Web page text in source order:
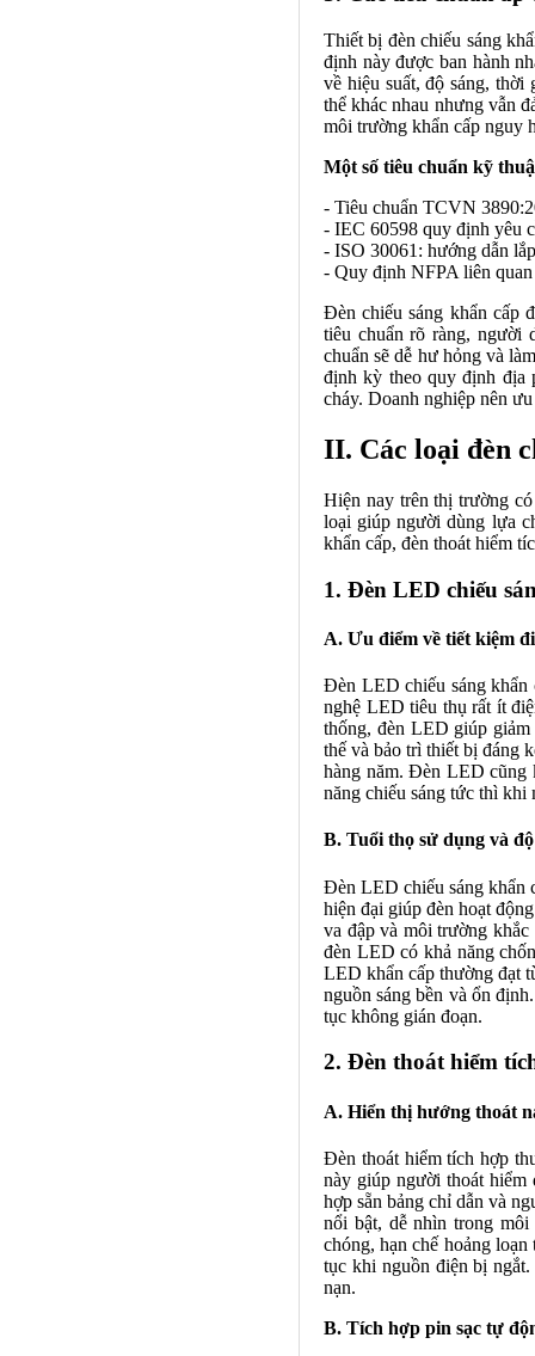
Thiết bị đèn chiếu sáng
định này được ban hành
về hiệu suất, độ sáng, thời
thể khác nhau nhưng vẫn
môi trường khẩn cấp nguy
Một số tiêu chuẩn kỹ
- Tiêu chuẩn TCVN
- IEC 60598 quy định yêu
- ISO 30061: hướng dẫn
- Quy định NFPA liên
Đèn chiếu sáng khẩn cấp
tiêu chuẩn rõ ràng, người
chuẩn sẽ dễ hư hỏng và
định kỳ theo quy định địa
cháy. Doanh nghiệp nên
II. Các loại đèn
Hiện nay trên thị trường
loại giúp người dùng lựa
khẩn cấp, đèn thoát hiểm
1. Đèn LED chiếu
A. Ưu điểm về tiết kiệm
Đèn LED chiếu sáng khẩn
nghệ LED tiêu thụ rất ít
thống, đèn LED giúp
thế và bảo trì thiết bị đáng
hàng năm. Đèn LED cũng
năng chiếu sáng tức thì khi
B. Tuổi thọ sử dụng và
Đèn LED chiếu sáng khẩn
hiện đại giúp đèn hoạt
va đập và môi trường
đèn LED có khả năng
LED khẩn cấp thường đạt
nguồn sáng bền và ổn
tục không gián đoạn.
2. Đèn thoát hiểm
A. Hiển thị hướng thoát
Đèn thoát hiểm tích hợp
này giúp người thoát hiểm
hợp sẵn bảng chỉ dẫn và
nổi bật, dễ nhìn trong
chóng, hạn chế hoảng
tục khi nguồn điện bị
nạn.
B. Tích hợp pin sạc tự